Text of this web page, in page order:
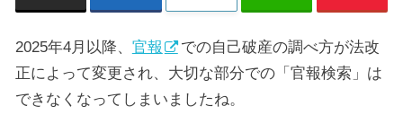
2025年4月以降、 官報
での自己破産の調べ方が法改
正によって変更され、大切な部分での「官報検索」は
できなくなってしまいましたね。